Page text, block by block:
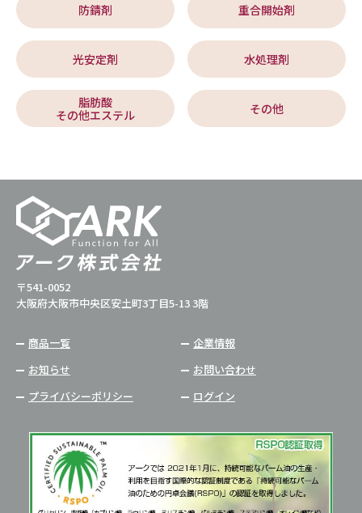
防錆剤 重合開始剤
光安定剤 水処理剤
脂肪酸
その他エステル
その他
〒541-0052
大阪府大阪市中央区安土町3丁目5-13 3階
商品一覧
企業情報
お知らせ
お問い合わせ
プライバシーポリシー
ログイン